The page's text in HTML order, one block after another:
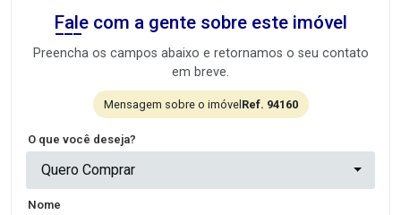
Fale com a gente sobre este imóvel
Preencha os campos abaixo e retornamos o seu contato
em breve.
Mensagem sobre o imóvel Ref. 94160
O que você deseja?
Quero Comprar
Nome